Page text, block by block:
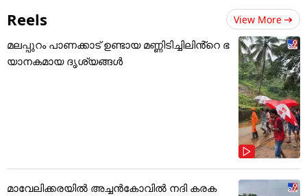
Reels View More
മലപ്പുറം പാണക്കാട് ഉണ്ടായ മണ്ണിടിച്ചിലിൻ്റെ ഭ
യാനകമായ ദൃശ്യങ്ങൾ
മാവേലിക്കരയിൽ അച്ചൻകോവിൽ നദി കരക